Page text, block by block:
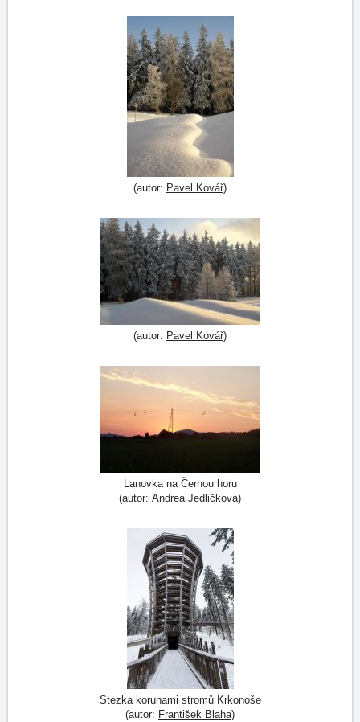
(autor: Pavel Kovář)
(autor: Pavel Kovář)
Lanovka na Černou horu
(autor: Andrea Jedličková)
Stezka korunami stromů Krkonoše
(autor: František Blaha)